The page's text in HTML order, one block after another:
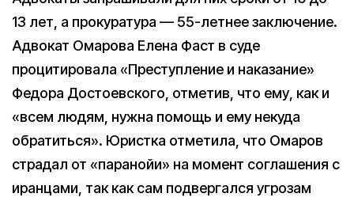
13 лет, а прокуратура — 55-летнее заключение.
Адвокат Омарова Елена Фаст в суде
процитировала «Преступление и наказание»
Федора Достоевского, отметив, что ему, как и
«всем людям, нужна помощь и ему некуда
обратиться». Юристка отметила, что Омаров
страдал от «паранойи» на момент соглашения с
иранцами, так как сам подвергался угрозам